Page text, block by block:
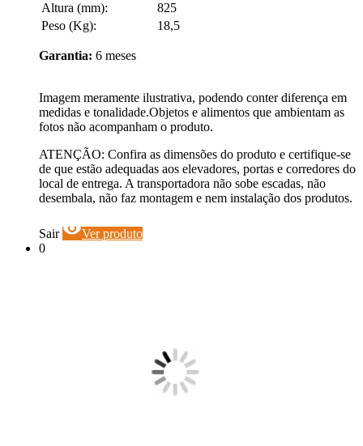
Altura (mm):
825
Peso (Kg):
18,5
Garantia: 6 meses
Imagem meramente ilustrativa, podendo conter diferença em
medidas e tonalidade.Objetos e alimentos que ambientam as
fotos não acompanham o produto.
ATENÇÃO: Confira as dimensões do produto e certifique-se
de que estão adequadas aos elevadores, portas e corredores do
local de entrega. A transportadora não sobe escadas, não
desembala, não faz montagem e nem instalação dos produtos.
Sair visibilityVer produto
0